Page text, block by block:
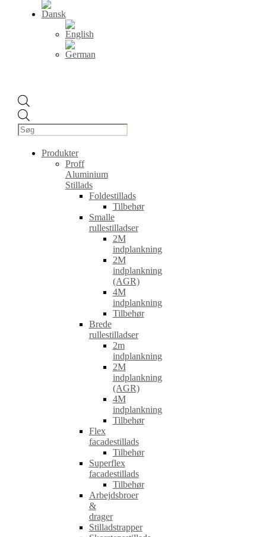
search
Produkter
Proff
Aluminium
Stillads
Foldestillads
Tilbehør
Smalle
rullestilladser
2M
indplankning
2M
indplankning
(AGR)
4M
indplankning
Tilbehør
Brede
rullestilladser
2m
indplankning
2M
indplankning
(AGR)
4M
indplankning
Tilbehør
Flex
facadestillads
Tilbehør
Superflex
facadestillads
Tilbehør
Arbejdsbroer
&
drager
Stilladstrapper